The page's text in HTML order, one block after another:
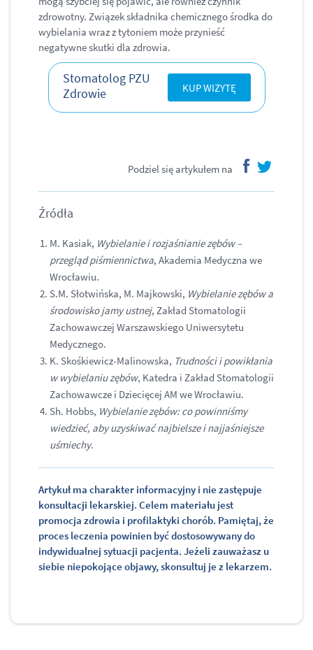
zdrowotny. Związek składnika chemicznego środka do
wybielania wraz z tytoniem może przynieść
negatywne skutki dla zdrowia.
Stomatolog PZU
Zdrowie
KUP WIZYTĘ
Podziel się artykułem na
Źródła
M. Kasiak, Wybielanie i rozjaśnianie zębów –
przegląd piśmiennictwa, Akademia Medyczna we
Wrocławiu.
S.M. Słotwińska, M. Majkowski, Wybielanie zębów a
środowisko jamy ustnej, Zakład Stomatologii
Zachowawczej Warszawskiego Uniwersytetu
Medycznego.
K. Skośkiewicz-Malinowska, Trudności i powikłania
w wybielaniu zębów, Katedra i Zakład Stomatologii
Zachowawcze i Dziecięcej AM we Wrocławiu.
Sh. Hobbs, Wybielanie zębów: co powinniśmy
wiedzieć, aby uzyskiwać najbielsze i najjaśniejsze
uśmiechy.
Artykuł ma charakter informacyjny i nie zastępuje
konsultacji lekarskiej. Celem materiału jest
promocja zdrowia i profilaktyki chorób. Pamiętaj, że
proces leczenia powinien być dostosowywany do
indywidualnej sytuacji pacjenta. Jeżeli zauważasz u
siebie niepokojące objawy, skonsultuj je z lekarzem.